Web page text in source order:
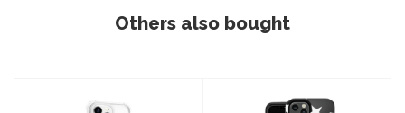
Others also bought